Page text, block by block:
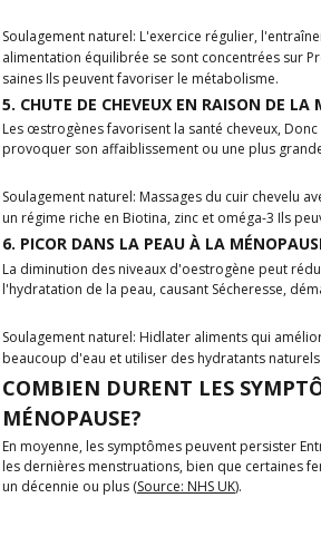
Soulagement naturel: L'exercice régulier,
alimentation équilibrée se sont concentrées sur
saines Ils peuvent favoriser le métabolisme.
5. CHUTE DE CHEVEUX EN RAISON DE LA
Les œstrogènes favorisent la santé cheveux,
provoquer son affaiblissement ou une plus
Soulagement naturel: Massages du cuir chevelu
un régime riche en Biotina, zinc et oméga-3 Ils
6. PICOR DANS LA PEAU À LA
La diminution des niveaux d'oestrogène peut
l'hydratation de la peau, causant Sécheresse,
Soulagement naturel: Hidlater aliments qui
beaucoup d'eau et utiliser des hydratants
COMBIEN DURENT LES
MÉNOPAUSE?
En moyenne, les symptômes peuvent persister
les dernières menstruations, bien que certaines
un décennie ou plus (Source: NHS UK).